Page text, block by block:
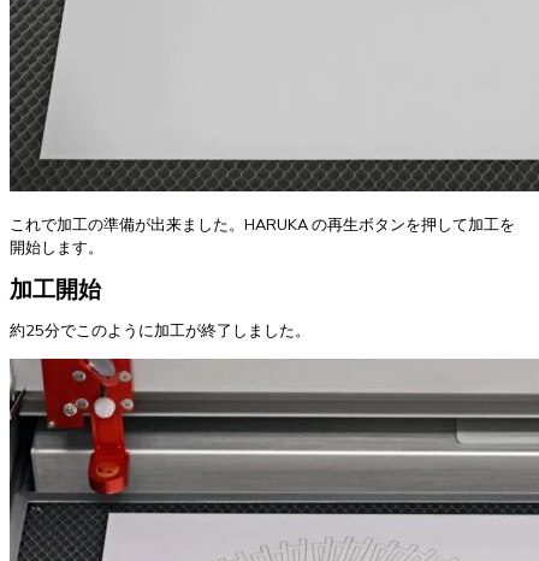
これで加工の準備が出来ました。HARUKA の再生ボタンを押して加工を
開始します。
加工開始
約25分でこのように加工が終了しました。